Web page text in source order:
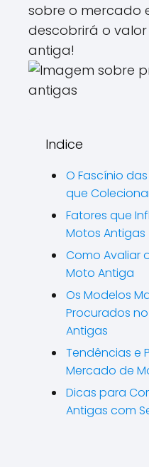
sobre o mercado
descobrirá o
antiga!
Indice
O Fascínio
que
Fatores que
Motos Antigas
Como Avaliar
Moto Antiga
Os Modelos
Procurados
Antigas
Tendências e
Mercado de
Dicas para
Antigas com